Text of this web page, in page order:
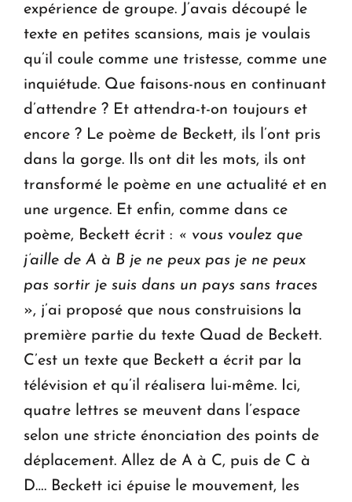
expérience de groupe. J’avais découpé le
texte en petites scansions, mais je voulais
qu’il coule comme une tristesse, comme une
inquiétude. Que faisons-nous en continuant
d’attendre ? Et attendra-t-on toujours et
encore ? Le poème de Beckett, ils l’ont pris
dans la gorge. Ils ont dit les mots, ils ont
transformé le poème en une actualité et en
une urgence. Et enfin, comme dans ce
poème, Beckett écrit : « vous voulez que
j’aille de A à B je ne peux pas je ne peux
pas sortir je suis dans un pays sans traces
», j’ai proposé que nous construisions la
première partie du texte Quad de Beckett.
C’est un texte que Beckett a écrit par la
télévision et qu’il réalisera lui-même. Ici,
quatre lettres se meuvent dans l’espace
selon une stricte énonciation des points de
déplacement. Allez de A à C, puis de C à
D…. Beckett ici épuise le mouvement, les